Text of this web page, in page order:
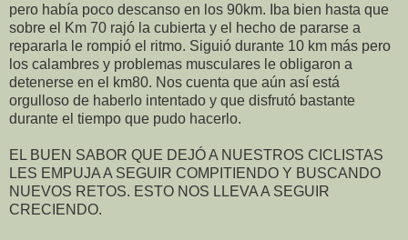
pero había poco descanso en los 90km. Iba bien hasta que
sobre el Km 70 rajó la cubierta y el hecho de pararse a
repararla le rompió el ritmo. Siguió durante 10 km más pero
los calambres y problemas musculares le obligaron a
detenerse en el km80. Nos cuenta que aún así está
orgulloso de haberlo intentado y que disfrutó bastante
durante el tiempo que pudo hacerlo.
EL BUEN SABOR QUE DEJÓ A NUESTROS CICLISTAS
LES EMPUJA A SEGUIR COMPITIENDO Y BUSCANDO
NUEVOS RETOS. ESTO NOS LLEVA A SEGUIR
CRECIENDO.